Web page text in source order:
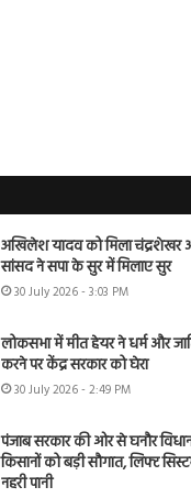
अखिलेश यादव को मिला चंद्रशेखर
सांसद ने सपा के सुर में मिलाए सुर
30 July 2026 - 3:03 PM
लोकसभा में मीत हेयर ने धर्म और
करने पर केंद्र सरकार को घेरा
30 July 2026 - 2:49 PM
पंजाब सरकार की ओर से घनौर
किसानों को बड़ी सौगात, लिफ्ट
नहरी पानी